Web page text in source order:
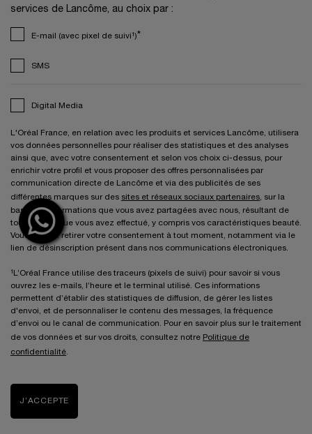
services de Lancôme, au choix par :
E-mail (avec pixel de suivi¹)*
SMS
Digital Media
L'Oréal France, en relation avec les produits et services Lancôme, utilisera
vos données personnelles pour réaliser des statistiques et des analyses
ainsi que, avec votre consentement et selon vos choix ci-dessus, pour
enrichir votre profil et vous proposer des offres personnalisées par
communication directe de Lancôme et via des publicités de ses
différentes marques sur des sites et réseaux sociaux partenaires , sur la
base des informations que vous avez partagées avec nous, résultant de
tout service que vous avez effectué, y compris vos caractéristiques beauté.
Vous pouvez retirer votre consentement à tout moment, notamment via le
lien de désinscription présent dans nos communications électroniques.
¹L’Oréal France utilise des traceurs (pixels de suivi) pour savoir si vous
ouvrez les e-mails, l’heure et le terminal utilisé. Ces informations
permettent d’établir des statistiques de diffusion, de gérer les listes
d'envoi, et de personnaliser le contenu des messages, la fréquence
d’envoi ou le canal de communication. Pour en savoir plus sur le traitement
de vos données et sur vos droits, consultez notre Politique de
confidentialité
J’ACCEPTE